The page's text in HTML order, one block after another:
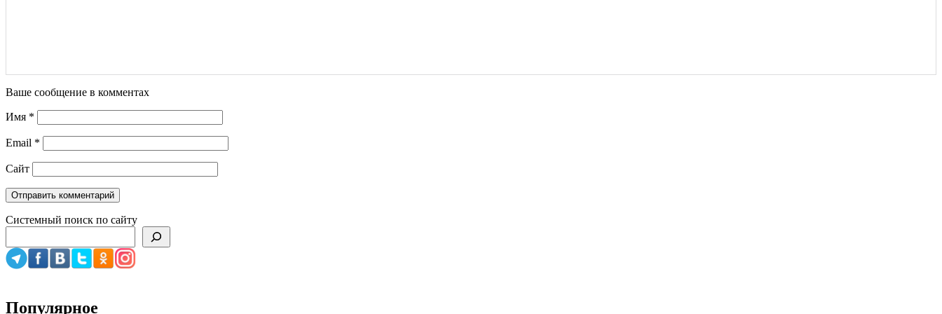
Ваше сообщение в комментах
Имя *
Email *
Сайт
Системный поиск по сайту
Популярное